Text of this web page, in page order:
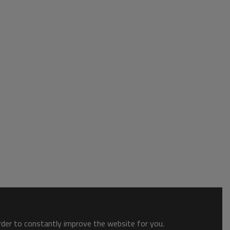
to constantly improve the website for you.